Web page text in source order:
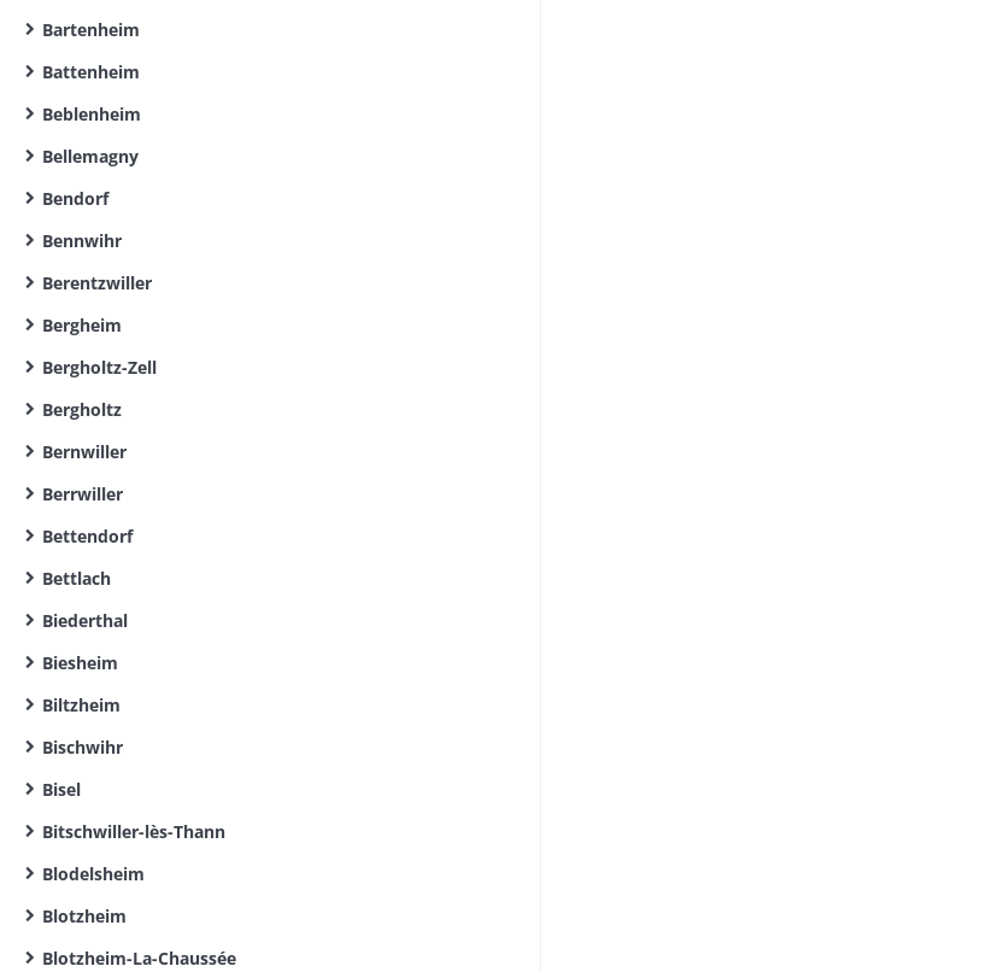
Bartenheim
Battenheim
Beblenheim
Bellemagny
Bendorf
Bennwihr
Berentzwiller
Bergheim
Bergholtz-Zell
Bergholtz
Bernwiller
Berrwiller
Bettendorf
Bettlach
Biederthal
Biesheim
Biltzheim
Bischwihr
Bisel
Bitschwiller-lès-Thann
Blodelsheim
Blotzheim
Blotzheim-La-Chaussée